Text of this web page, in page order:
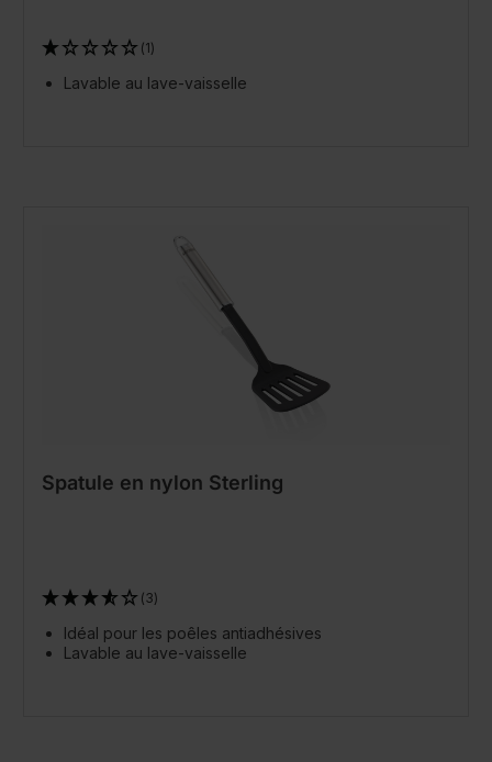
(1)
Lavable au lave-vaisselle
Spatule en nylon Sterling
(3)
Idéal pour les poêles antiadhésives
Lavable au lave-vaisselle